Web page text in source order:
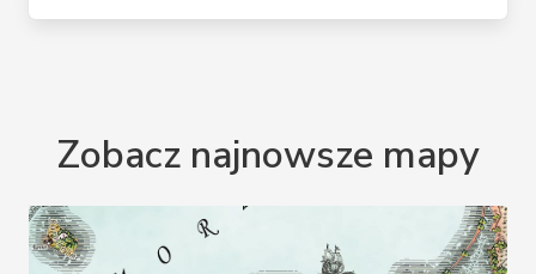
Zobacz najnowsze mapy